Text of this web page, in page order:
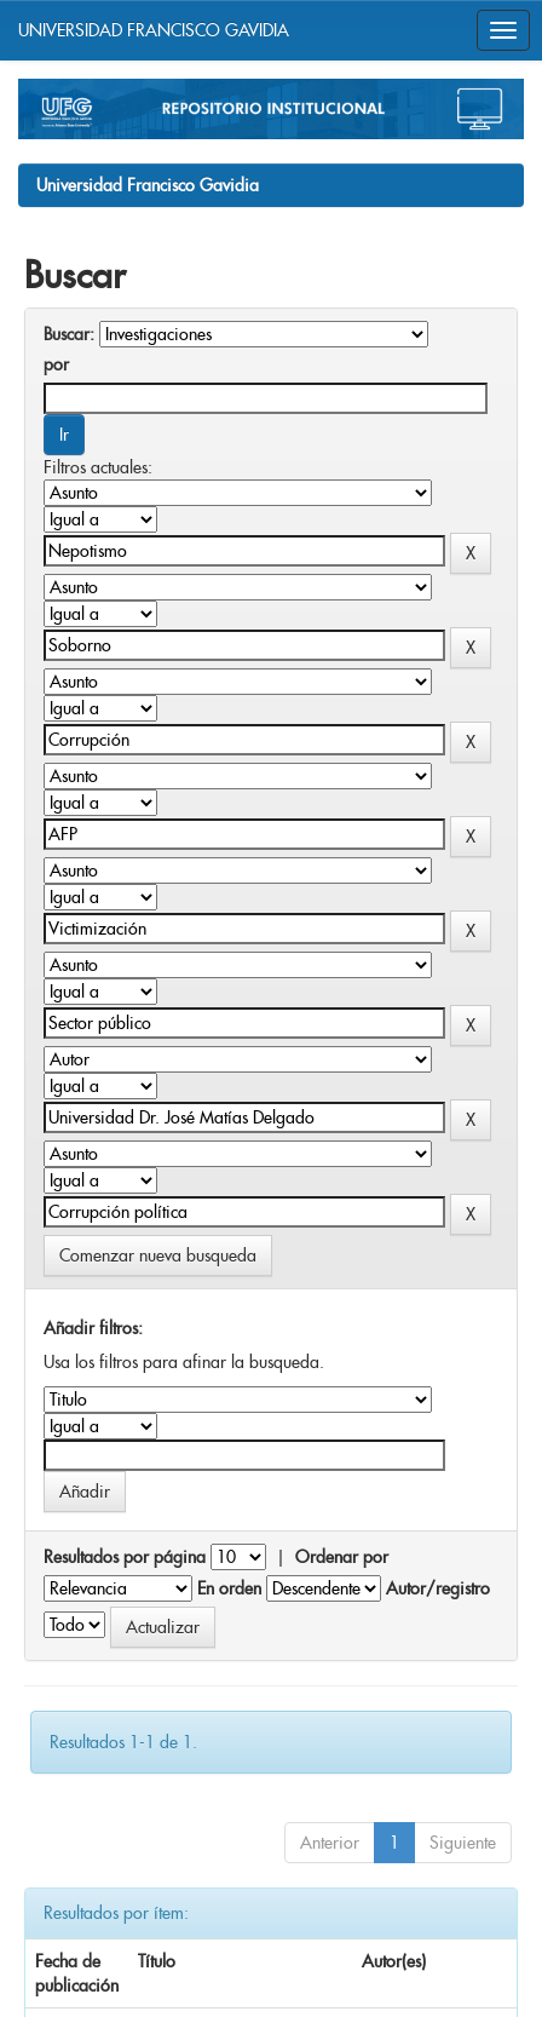
navigation
UNIVERSIDAD FRANCISCO GAVIDIA
Universidad Francisco Gavidia
Buscar
Buscar:
por
Filtros actuales:
Comenzar nueva busqueda
Añadir filtros:
Usa los filtros para afinar la busqueda.
Resultados por página | Ordenar por
En orden
Autor/registro
Resultados 1-1 de 1.
Anterior 1 Siguiente
Resultados por ítem:
Fecha de
publicación
Título Autor(es)